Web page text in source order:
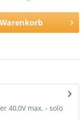
Warenkorb
40,0V max. - solo